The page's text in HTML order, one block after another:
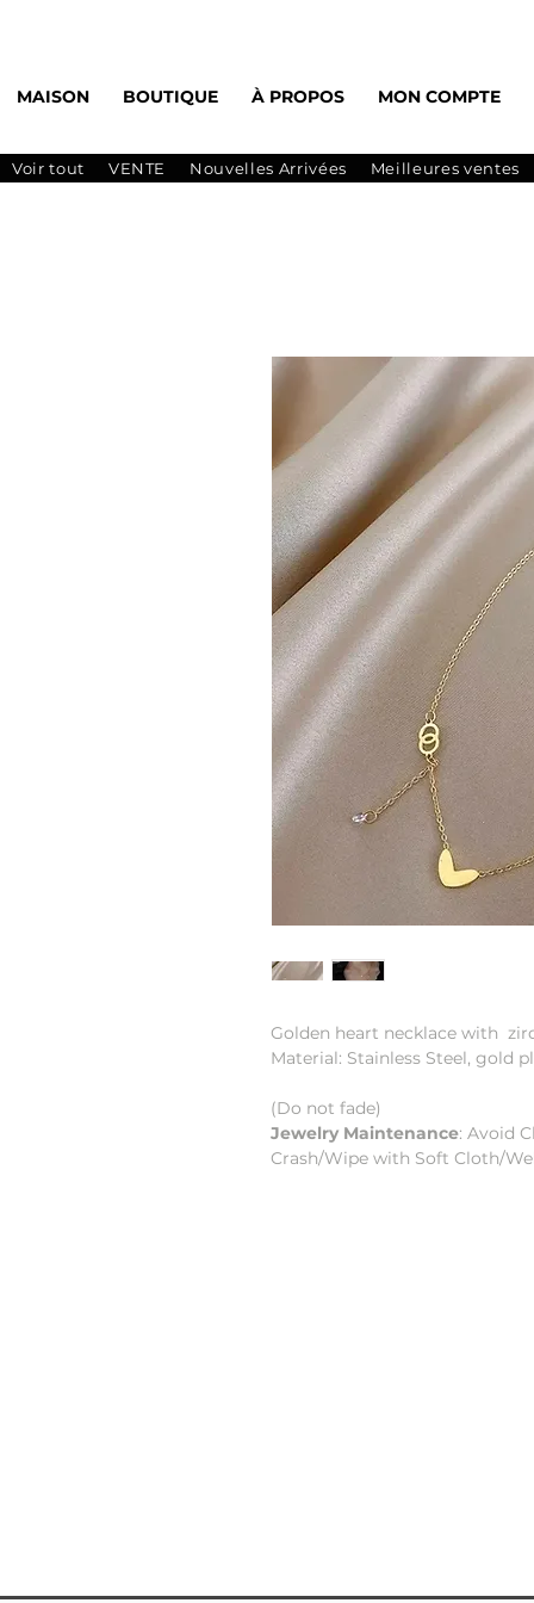
MAISON BOUTIQUE À PROPOS MON COMPTE
Voir tout VENTE Nouvelles Arrivées Meilleures ventes
Golden heart necklace with
Material: Stainless Steel, gold
(Do not fade)
Jewelry Maintenance: Avoid
Crash/Wipe with Soft Cloth/